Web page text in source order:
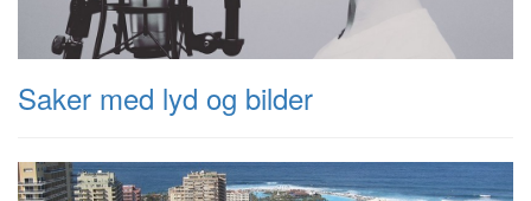
Saker med lyd og bilder